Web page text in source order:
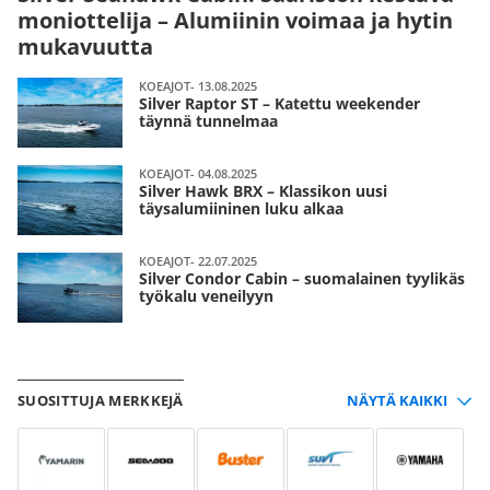
moniottelija – Alumiinin voimaa ja hytin
mukavuutta
KOEAJOT- 13.08.2025
Silver Raptor ST – Katettu weekender
täynnä tunnelmaa
KOEAJOT- 04.08.2025
Silver Hawk BRX – Klassikon uusi
täysalumiininen luku alkaa
KOEAJOT- 22.07.2025
Silver Condor Cabin – suomalainen tyylikäs
työkalu veneilyyn
SUOSITTUJA MERKKEJÄ